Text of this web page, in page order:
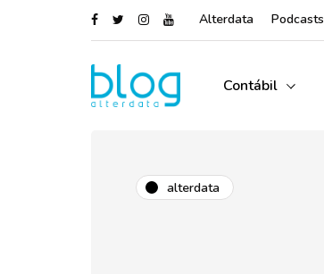
Alterdata Podcasts
Contábil
alterdata